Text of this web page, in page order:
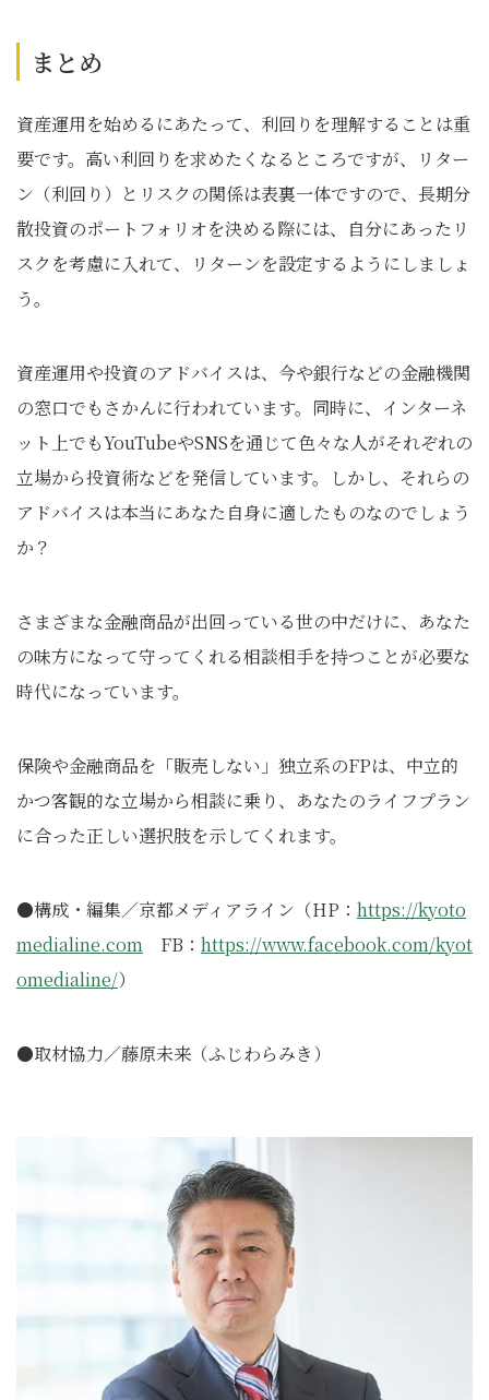
まとめ
資産運用を始めるにあたって、利回りを理解することは重
要です。高い利回りを求めたくなるところですが、リター
ン（利回り）とリスクの関係は表裏一体ですので、長期分
散投資のポートフォリオを決める際には、自分にあったリ
スクを考慮に入れて、リターンを設定するようにしましょ
う。
資産運用や投資のアドバイスは、今や銀行などの金融機関
の窓口でもさかんに行われています。同時に、インターネ
ット上でもYouTubeやSNSを通じて色々な人がそれぞれの
立場から投資術などを発信しています。しかし、それらの
アドバイスは本当にあなた自身に適したものなのでしょう
か？
さまざまな金融商品が出回っている世の中だけに、あなた
の味方になって守ってくれる相談相手を持つことが必要な
時代になっています。
保険や金融商品を「販売しない」独立系のFPは、中立的
かつ客観的な立場から相談に乗り、あなたのライフプラン
に合った正しい選択肢を示してくれます。
●構成・編集／京都メディアライン（HP： https://kyoto
medialine.com FB： https://www.facebook.com/kyot
omedialine/）
●取材協力／藤原未来（ふじわらみき）